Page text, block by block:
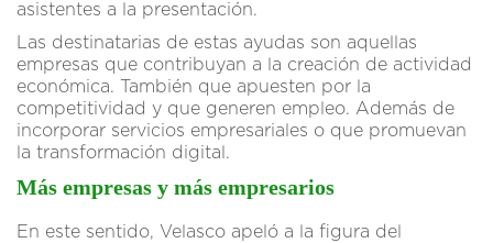
asistentes a la presentación.
Las destinatarias de estas ayudas son aquellas
empresas que contribuyan a la creación de actividad
económica. También que apuesten por la
competitividad y que generen empleo. Además de
incorporar servicios empresariales o que promuevan
la transformación digital.
Más empresas y más empresarios
En este sentido, Velasco apeló a la figura del